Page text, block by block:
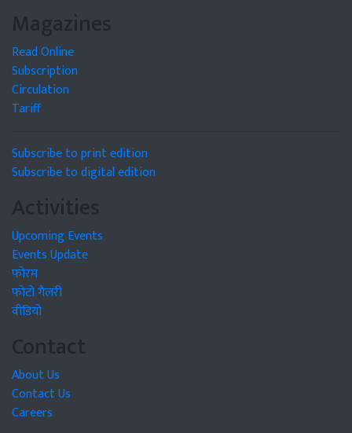
Magazines
Read Online
Subscription
Circulation
Tariff
Subscribe to print edition
Subscribe to digital edition
Activities
Upcoming Events
Events Update
फोरम
फोटो गैलरी
वीडियो
Contact
About Us
Contact Us
Careers